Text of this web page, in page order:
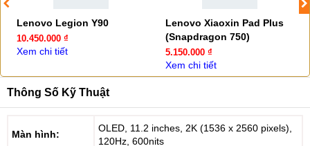
Lenovo Legion Y90
10.450.000 ₫
Xem chi tiết
Lenovo Xiaoxin Pad Plus
(Snapdragon 750)
5.150.000 ₫
Xem chi tiết
Thông Số Kỹ Thuật
Màn hình:
OLED, 11.2 inches, 2K (1536 x 2560 pixels),
120Hz, 600nits